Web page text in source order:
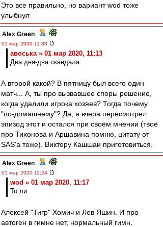
Это все правильно, но вариант wod тоже
улыбнул
Alex Green -
01 мар 2020 11:33
авоська » 01 мар 2020, 11:13
Два дня-два скандала
А второй какой? В пятницу был всего один
матч... А, ты про вызвавшее споры решение,
когда удалили игрока хозяев? Тогда почему
"по-домашнему"? Да, я вчера пересмотрел
эпизод этот и остался при своём мнении (твоё
про Тихонова и Аршавина помню, цитату от
SAS'a тоже). Виктору Кашшаи приготовиться.
Alex Green -
01 мар 2020 11:24
wod » 01 мар 2020, 11:17
То ли
Алексей "Тигр" Хомич и Лев Яшин. И про
автоген в гимне нет, нормальный гимн.